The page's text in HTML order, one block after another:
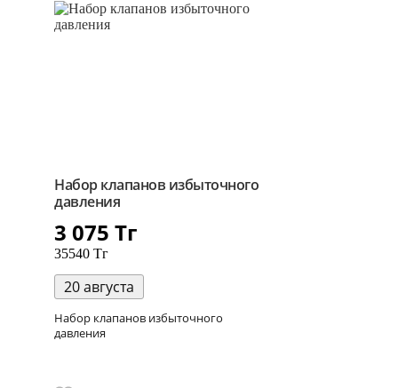
Набор клапанов избыточного
давления
3 075 Тг
35540 Тг
20 августа
Набор клапанов избыточного
давления